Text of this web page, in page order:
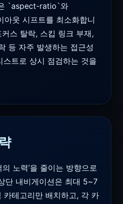
`aspect-ratio`와
웃 시프트를 최소화합니
스 탈락, 스킵 링크 부재,
등 자주 발생하는 접근성
스트로 상시 점검하는 것을
노력’을 줄이는 방향으로
단 내비게이션은 최대 5~7
카테고리만 배치하고, 각 카